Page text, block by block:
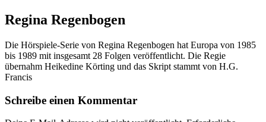
Regina Regenbogen
Die Hörspiele-Serie von Regina Regenbogen hat Europa von 1985
bis 1989 mit insgesamt 28 Folgen veröffentlicht. Die Regie
übernahm Heikedine Körting und das Skript stammt von H.G.
Francis
Schreibe einen Kommentar